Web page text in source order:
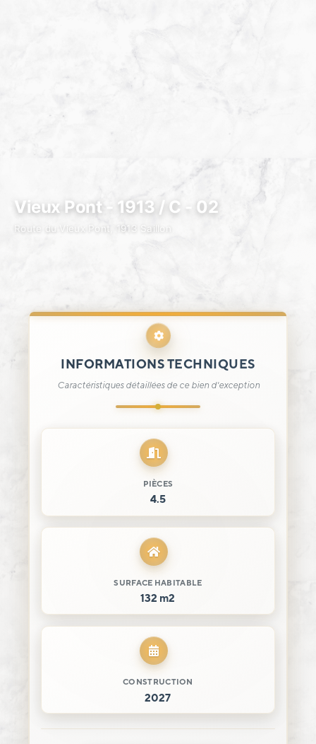
Vieux Pont - 1913 / C - 02
Route du Vieux Pont, 1913 Saillon
INFORMATIONS TECHNIQUES
Caractéristiques détaillées de ce bien d'exception
PIÈCES
4.5
SURFACE HABITABLE
132 m2
CONSTRUCTION
2027